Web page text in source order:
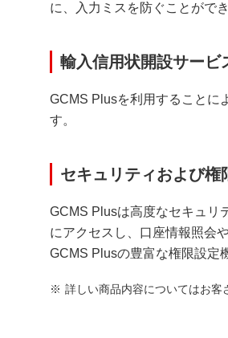
に、入力ミスを防ぐことができ
輸入信用状開設サービ
GCMS Plusを利用することに
す。
セキュリティおよび権
GCMS Plusは高度なセキュリ
にアクセスし、口座情報照会
GCMS Plusの豊富な権限設定
詳しい商品内容についてはお客